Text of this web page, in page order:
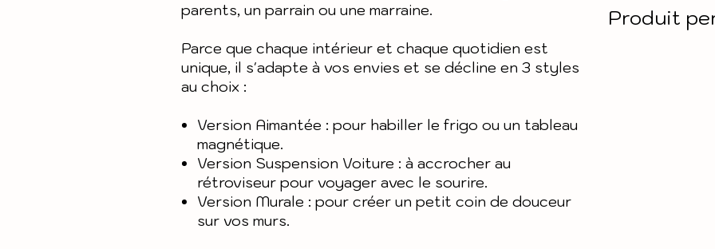
parents, un parrain ou une marraine.
Parce que chaque intérieur et chaque quotidien est
unique, il s'adapte à vos envies et se décline en 3 styles
au choix :
Version Aimantée : pour habiller le frigo ou un tableau
magnétique.
Version Suspension Voiture : à accrocher au
rétroviseur pour voyager avec le sourire.
Version Murale : pour créer un petit coin de douceur
sur vos murs.
Taille
Produit